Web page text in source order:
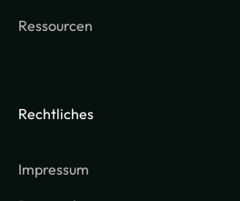
Ressourcen
Rechtliches
Impressum